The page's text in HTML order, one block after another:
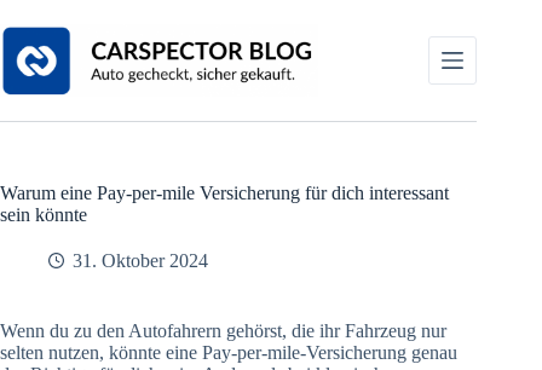
Inhalt
springen
Warum eine Pay-per-mile Versicherung für dich interessant
sein könnte
31. Oktober 2024
Wenn du zu den Autofahrern gehörst, die ihr Fahrzeug nur
selten nutzen, könnte eine Pay-per-mile-Versicherung genau